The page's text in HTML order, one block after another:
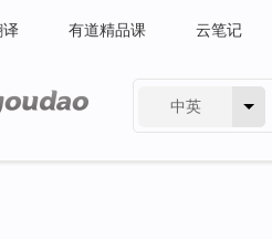
译 有道精品课 云笔记
中英